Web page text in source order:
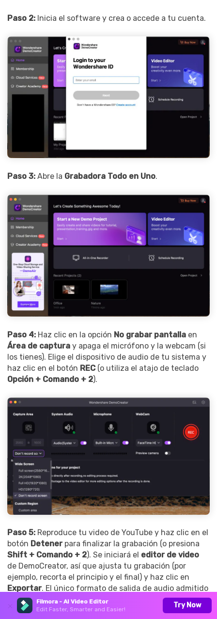
Filmora - AI Video Editor
Edit Faster, Smarter and Easier!
Try Now
Paso 2: Inicia el software y crea o accede a tu cuenta.
Paso 3: Abre la Grabadora Todo en Uno.
Paso 4: Haz clic en la opción No grabar pantalla en
Área de captura y apaga el micrófono y la webcam (si
los tienes). Elige el dispositivo de audio de tu sistema y
haz clic en el botón REC (o utiliza el atajo de teclado
Opción + Comando + 2).
Paso 5: Reproduce tu video de YouTube y haz clic en el
botón Detenerpara finalizar la grabación (o presiona
Shift + Comando + 2). Se iniciará el editor de video
de DemoCreator, así que ajusta tu grabación (por
ejemplo, recorta el principio y el final) y haz clic en
Exportar. El único formato de salida de audio admitido
en macOS es MP3, así que selecciona un directorio y
presiona Exportar.